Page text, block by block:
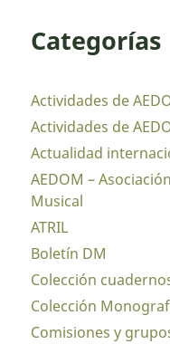
Categorías
Actividades de
Actividades de
Actualidad
AEDOM –
Musical
ATRIL
Boletín DM
Colección
Colección
Comisiones y